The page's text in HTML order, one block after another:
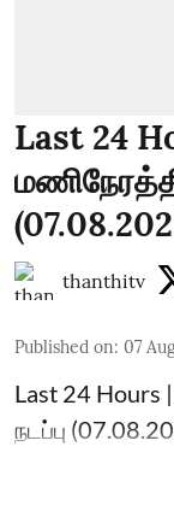
Last 24
thanthitv
Published on: 07
Last 24 Hours
நடப்பு